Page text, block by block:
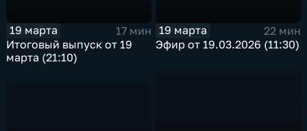
19 марта
17 мин
Итоговый выпуск от 19
марта (21:10)
19 марта
22 мин
Эфир от 19.03.2026 (11:30)